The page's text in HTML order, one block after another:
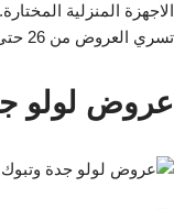
الاجهزة المنزلية المختارة.
تسري العروض من 26 حتى 31 مايو 2022 , ومتوفرة في لولو جدة و تبوك.
عروض لولو